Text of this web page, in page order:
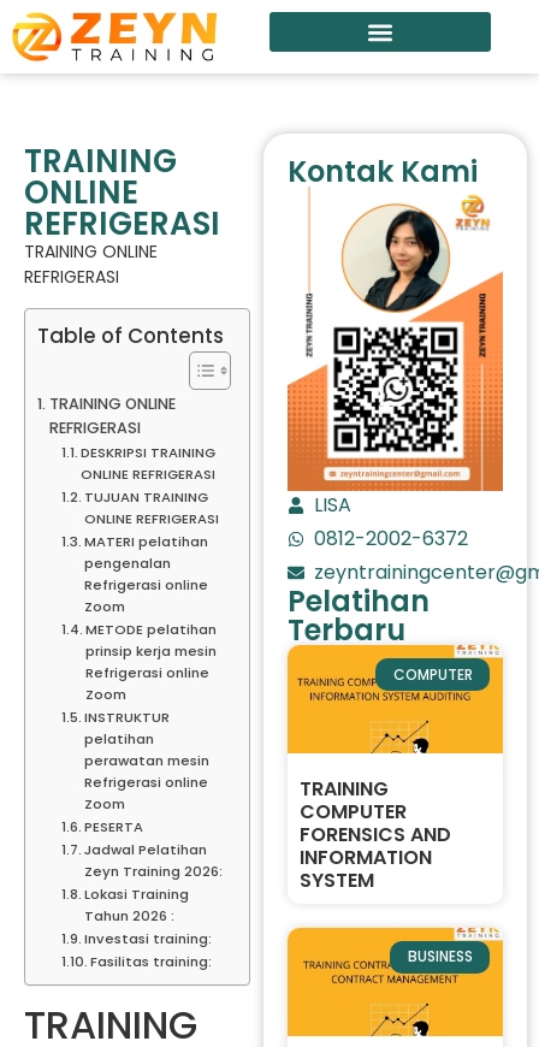
TRAINING
ONLINE
REFRIGERASI
TRAINING ONLINE
REFRIGERASI
Table of Contents
TRAINING ONLINE
REFRIGERASI
DESKRIPSI TRAINING
ONLINE REFRIGERASI
TUJUAN TRAINING
ONLINE REFRIGERASI
MATERI pelatihan
pengenalan
Refrigerasi online
Zoom
METODE pelatihan
prinsip kerja mesin
Refrigerasi online
Zoom
INSTRUKTUR
pelatihan
perawatan mesin
Refrigerasi online
Zoom
PESERTA
Jadwal Pelatihan
Zeyn Training 2026:
Lokasi Training
Tahun 2026 :
Investasi training:
Fasilitas training:
TRAINING
Kontak Kami
LISA
0812-2002-6372
Pelatihan
Terbaru
COMPUTER
TRAINING
COMPUTER
FORENSICS AND
INFORMATION
SYSTEM
BUSINESS